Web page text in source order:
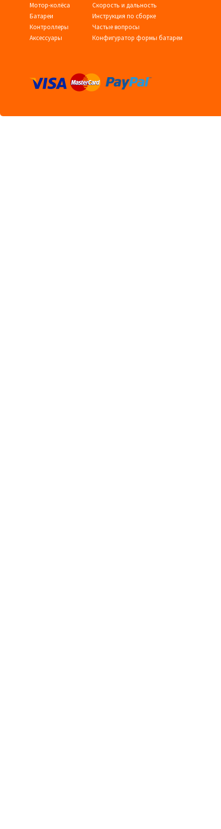
Мотор-колёса
Батареи
Контроллеры
Аксессуары
Скорость и дальность
Инструкция по сборке
Частые вопросы
Конфигуратор формы батареи